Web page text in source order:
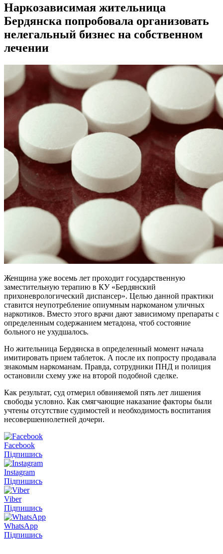
Наркозависимая жительница
Бердянска попробовала организовать
нелегальный бизнес на собственном
лечении
Женщина уже восемь лет проходит государственную
заместительную терапию в КУ «Бердянский
прихоневрологический диспансер». Целью данной практики
ставится неупотребление опиумным наркоманом уличных
наркотиков. Вместо этого врачи дают зависимому препараты с
определенным содержанием метадона, чтоб состояние
больного не ухудшалось.
Но жительница Бердянска в определенный момент начала
имитировать прием таблеток. А после их попросту продавала
знакомым наркоманам. Правда, сотрудники ПНД и полиция
остановили схему уже на второй подобной сделке.
Как результат, суд отмерил обвиняемой пять лет лишения
свободы условно. Как смягчающие наказание факторы были
учтены отсутствие судимостей и необходимость воспитания
несовершеннолетней дочери.
Facebook
Підпишись
Instagram
Підпишись
Viber
Підпишись
WhatsApp
Підпишись